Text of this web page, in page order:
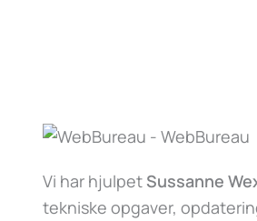
Vi har hjulpet Sussanne
tekniske opgaver,